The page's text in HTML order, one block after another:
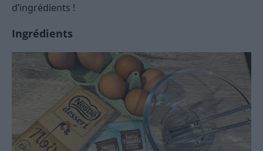
d’ingrédients !
Ingrédients